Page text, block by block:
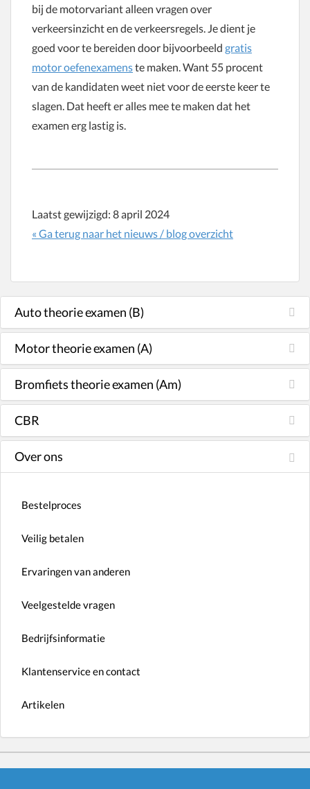
bij de motorvariant alleen vragen over
verkeersinzicht en de verkeersregels. Je dient je
goed voor te bereiden door bijvoorbeeld gratis
motor oefenexamenste maken. Want 55 procent
van de kandidaten weet niet voor de eerste keer te
slagen. Dat heeft er alles mee te maken dat het
examen erg lastig is.
Laatst gewijzigd: 8 april 2024
« Ga terug naar het nieuws / blog overzicht
Auto theorie examen (B)
Motor theorie examen (A)
Bromfiets theorie examen (Am)
CBR
Over ons
Bestelproces
Veilig betalen
Ervaringen van anderen
Veelgestelde vragen
Bedrijfsinformatie
Klantenservice en contact
Artikelen